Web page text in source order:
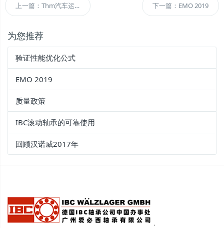
上一篇：Thm汽车运动评论推出2019年 下一篇：EMO 2019
为您推荐
验证性能优化公式
EMO 2019
质量政策
IBC滚动轴承的可靠使用
回顾汉诺威2017年